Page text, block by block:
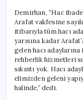
Demirhan, “Hac
Arafat vakfesine
itibarıyla tüm hacı
yarısına kadar
gelen hacı
rehberlik hizmetleri
sıkıntı yok. Hacı
elimizden geleni
halinde,” dedi.